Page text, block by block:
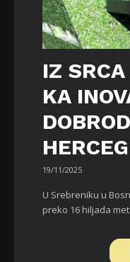
IZ
KA
19/11/2025
U Srebreniku u
preko 16 hiljada